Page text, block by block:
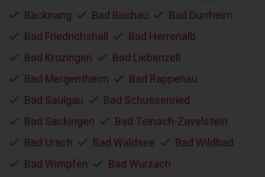
Backnang Bad Buchau
Bad Dürrheim
Bad Friedrichshall
Bad Herrenalb
Bad Krozingen
Bad Liebenzell
Bad Mergentheim
Bad Rappenau
Bad Saulgau
Bad Schussenried
Bad Säckingen
Bad Teinach-Zavelstein
Bad Urach
Bad Waldsee
Bad Wildbad
Bad Wimpfen
Bad Wurzach